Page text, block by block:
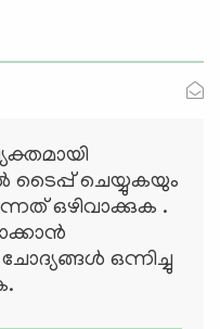
ടൈപ്പ് ചെയ്യുകയും
ഒഴിവാക്കുക .
ഒന്നിച്ചു